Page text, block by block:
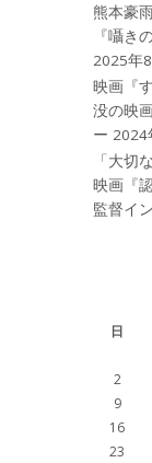
熊本豪
『囁き
2025年
映画『
没の映
ー 2024
「大切
映画『
監督イ
日
2
9
16
23